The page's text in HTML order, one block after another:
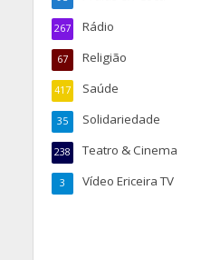
Rádio
267
Religião
67
Saúde
417
Solidariedade
35
Teatro & Cinema
238
Vídeo Ericeira TV
3